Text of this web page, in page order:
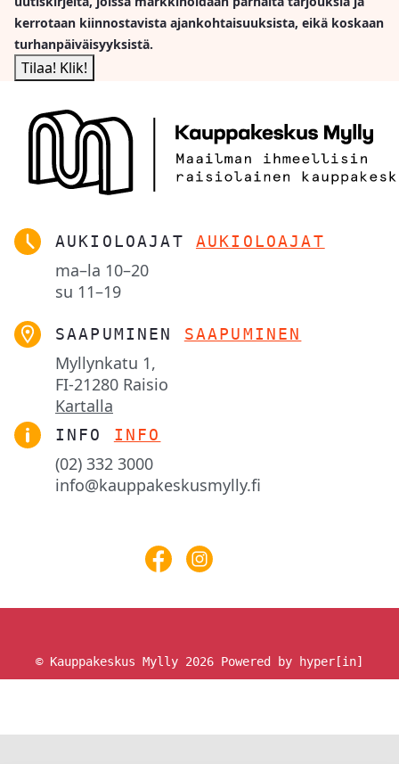
kerrotaan kiinnostavista ajankohtaisuuksista, eikä koskaan
turhanpäiväisyyksistä.
AUKIOLOAJAT AUKIOLOAJAT
ma–la 10–20
su 11–19
SAAPUMINEN SAAPUMINEN
Myllynkatu 1,
FI-21280 Raisio
Kartalla
INFO INFO
(02) 332 3000
info@kauppakeskusmylly.fi
© Kauppakeskus Mylly 2026 Powered by hyper[in]